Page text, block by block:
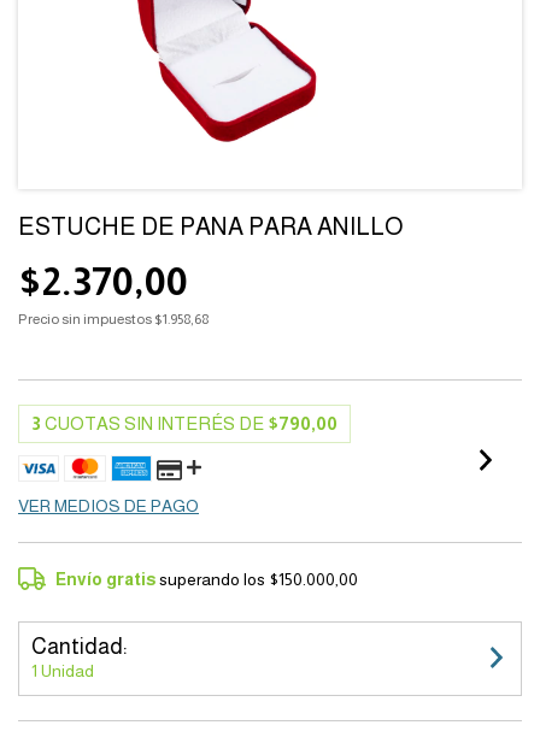
ESTUCHE DE PANA PARA ANILLO
$2.370,00
Precio sin impuestos $1.958,68
3 CUOTAS SIN INTERÉS DE $790,00
VER MEDIOS DE PAGO
Envío gratis superando los $150.000,00
Cantidad:
1 Unidad